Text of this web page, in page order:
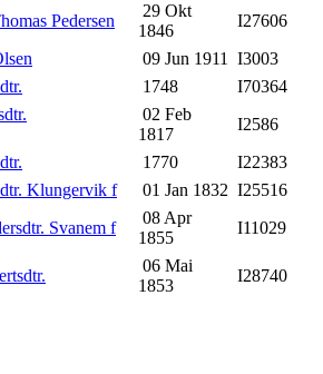
Pedersen
29 Okt
1846
I27606
09 Jun 1911 I3003
1748
I70364
02 Feb
1817
I2586
1770
I22383
Klungervik f 01 Jan 1832 I25516
Svanem f
08 Apr
1855
I11029
06 Mai
1853
I28740